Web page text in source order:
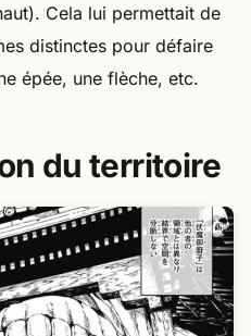
Cela lui permettait de
distinctes pour défaire
épée, une flèche, etc.
du territoire